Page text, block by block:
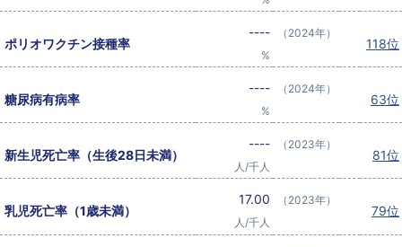
ポリオワクチン接種率
----
%
（2024年）
118位
糖尿病有病率
----
%
（2024年）
63位
新生児死亡率（生後28日未満）
----
人/千人
（2023年）
81位
乳児死亡率（1歳未満）
17.00
人/千人
（2023年）
79位